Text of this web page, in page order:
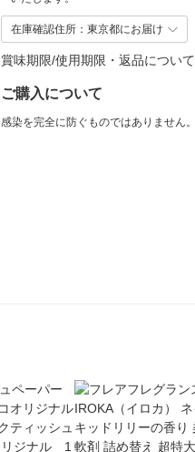
在庫確認住所：東京都にお届け
賞味期限/使用期限・返品について
ご購入について
感染を完全に防ぐものではありません。